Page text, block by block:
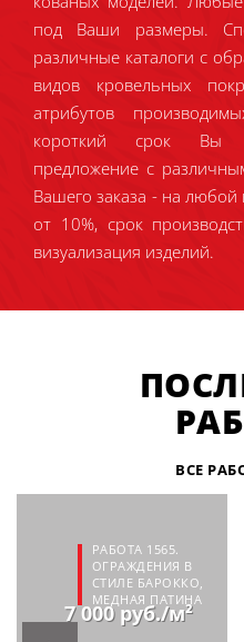
под Ваши размеры.
различные каталоги с
видов кровельных
атрибутов
короткий срок Вы
предложение с
Вашего заказа - на любой
от 10%, срок
визуализация изделий.
ВСЕ
РАБОТА 1565.
ОГРАЖДЕНИЯ В
СТИЛЕ БАРОККО,
МЕДНАЯ ПАТИНА
7 000 руб./м²